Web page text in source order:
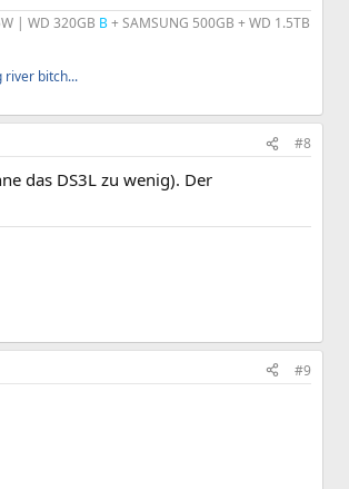
| WD 320GB B+ SAMSUNG 500GB + WD 1.5TB
river bitch...
#8
das DS3L zu wenig). Der
#9